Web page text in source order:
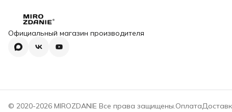
Официальный магазин производителя
© 2020-2026 MIROZDANIE Все права защищены.Оплата